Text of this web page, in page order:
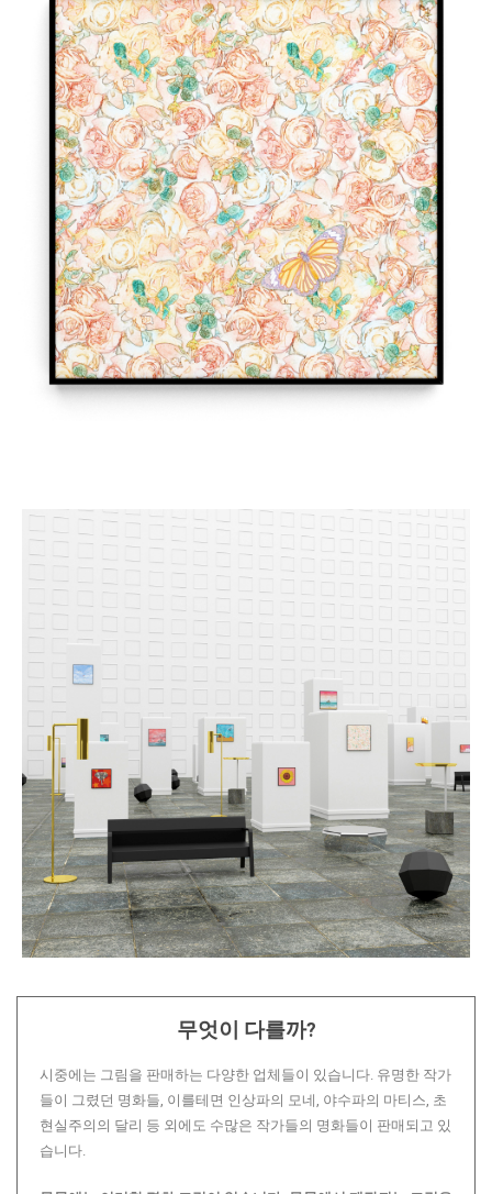
무엇이 다를까?
시중에는 그림을 판매하는 다양한 업체들이 있습니다. 유명한 작가
들이 그렸던 명화들, 이를테면 인상파의 모네, 야수파의 마티스, 초
현실주의의 달리 등 외에도 수많은 작가들의 명화들이 판매되고 있
습니다.